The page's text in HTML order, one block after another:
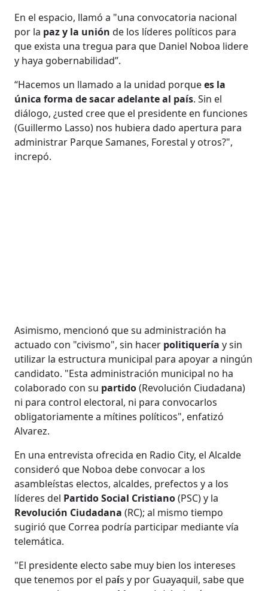
En el espacio, llamó a "una convocatoria nacional
por la paz y la uniónde los líderes políticos para
que exista una tregua para que Daniel Noboa lidere
y haya gobernabilidad”.
“Hacemos un llamado a la unidad porquees la
única forma de sacar adelante al país. Sin el
diálogo, ¿usted cree que el presidente en funciones
(Guillermo Lasso) nos hubiera dado apertura para
administrar Parque Samanes, Forestal y otros?",
increpó.
Asimismo, mencionó que su administración ha
actuado con "civismo", sin hacer politiquería y sin
utilizar la estructura municipal para apoyar a ningún
candidato. "Esta administración municipal no ha
colaborado con su partido(Revolución Ciudadana)
ni para control electoral, ni para convocarlos
obligatoriamente a mítines políticos", enfatizó
Alvarez.
En una entrevista ofrecida en Radio City, el Alcalde
consideró que Noboa debe convocar a los
asambleístas electos, alcaldes, prefectos y a los
líderes del Partido Social Cristiano(PSC) y la
Revolución Ciudadana (RC); al mismo tiempo
sugirió que Correa podría participar mediante vía
telemática.
"El presidente electo sabe muy bien los intereses
que tenemos por el país y por Guayaquil, sabe que